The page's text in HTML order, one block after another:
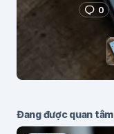
0
Đang được quan tâm